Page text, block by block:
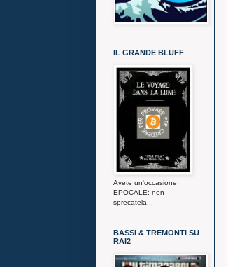
IL GRANDE BLUFF
Avete un'occasione
EPOCALE: non
sprecatela...
BASSI & TREMONTI SU
RAI2